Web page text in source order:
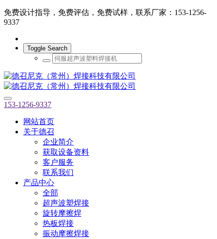
免费设计指导，免费评估，免费试样，联系厂家：153-1256-
9337
Toggle Search
153-1256-9337
网站首页
关于德召
企业简介
获取设备资料
客户服务
联系我们
产品中心
全部
超声波塑焊接
旋转摩擦焊
热板焊接
振动摩擦焊接